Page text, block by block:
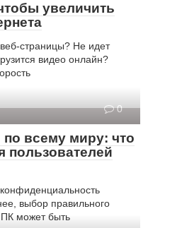
увеличить
страницы? Не идет
видео онлайн?
0
всему миру: что
пользователей
выбор правильного
ПК может быть